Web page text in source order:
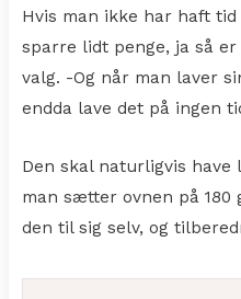
Hvis man ikke har haft
sparre lidt penge, ja så
valg. -Og når man laver
endda lave det på ingen
Den skal naturligvis
man sætter ovnen på 180
den til sig selv, og